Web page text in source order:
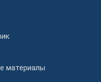
материалы